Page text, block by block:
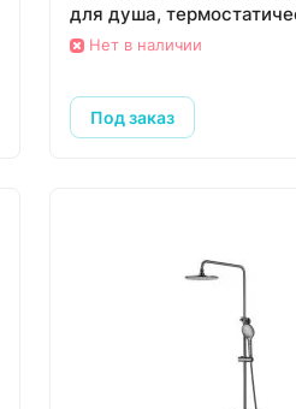
для душа,
Нет в наличии
Под заказ